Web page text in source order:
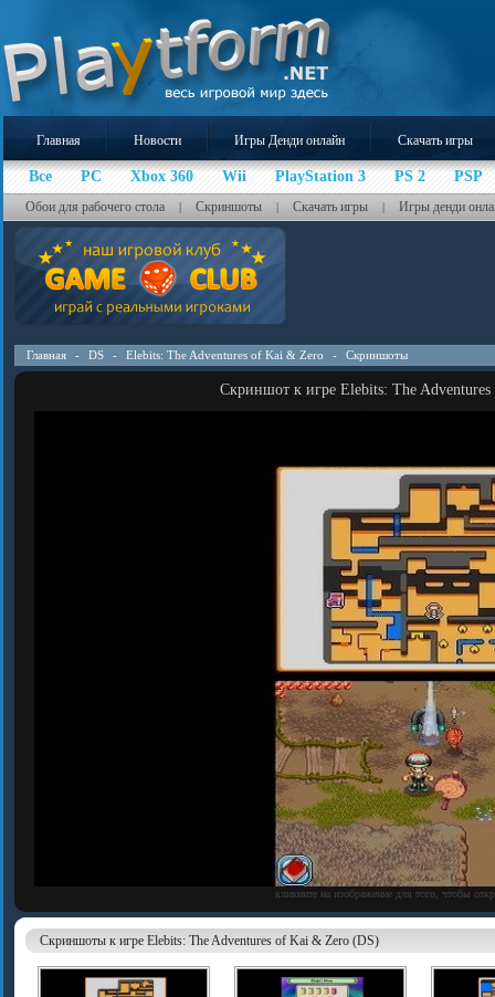
Главная Новости Игры Денди онлайн Скачать игры
Все PC Xbox 360 Wii PlayStation 3 PS 2 PSP
Обои для рабочего стола | Скриншоты | Скачать игры | Игры денди
Главная - DS - Elebits: The Adventures of Kai & Zero - Скриншоты
Скриншот к игре Elebits: The
кликните на изображение для того, чтобы
Скриншоты к игре Elebits: The Adventures of Kai & Zero (DS)